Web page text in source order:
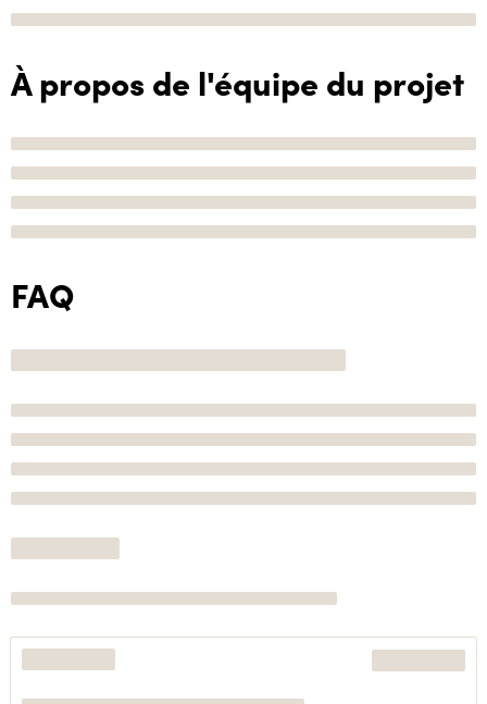
À propos de l'équipe du projet
FAQ